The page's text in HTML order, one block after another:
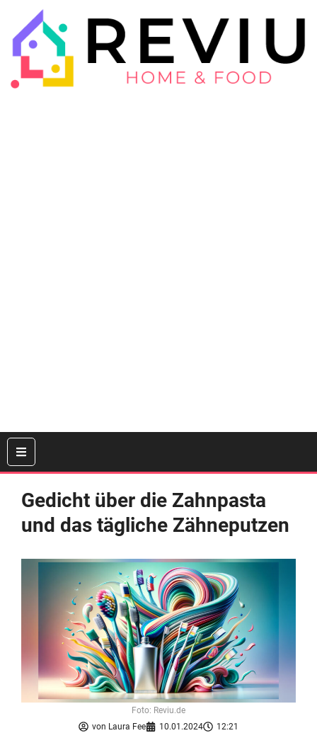
Gedicht über die Zahnpasta
und das tägliche Zähneputzen
von Laura Fee 10.01.2024 12:21
Foto: Reviu.de